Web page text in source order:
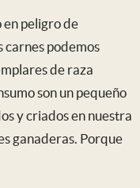
en peligro de
carnes podemos
de raza
son un pequeño
y criados en nuestra
ganaderas. Porque